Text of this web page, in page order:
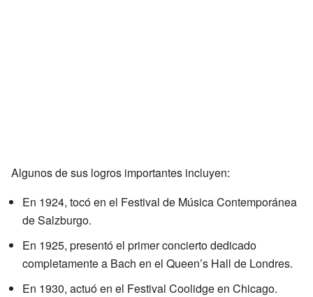
Algunos de sus logros importantes incluyen:
En 1924, tocó en el Festival de Música Contemporánea
de Salzburgo.
En 1925, presentó el primer concierto dedicado
completamente a Bach en el Queen’s Hall de Londres.
En 1930, actuó en el Festival Coolidge en Chicago.